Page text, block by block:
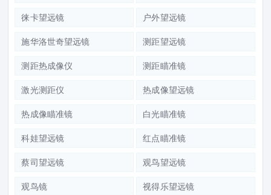
徕卡望远镜 户外望远镜
施华洛世奇望远镜 测距望远镜
测距热成像仪 测距瞄准镜
激光测距仪 热成像望远镜
热成像瞄准镜 白光瞄准镜
科娃望远镜 红点瞄准镜
蔡司望远镜 观鸟望远镜
观鸟镜 视得乐望远镜